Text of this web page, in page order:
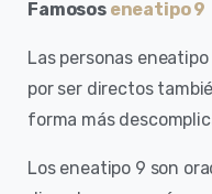
Famosos eneatipo 9
Las personas
por ser directos
forma más
Los eneatipo 9 son